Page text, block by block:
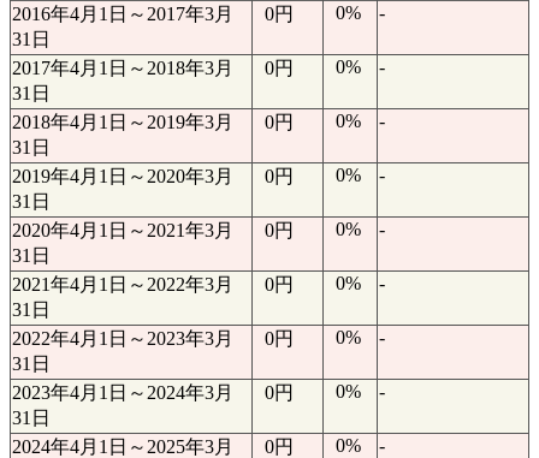
2016年4月1日～2017年3月
31日
0円 0% -
2017年4月1日～2018年3月
31日
0円 0% -
2018年4月1日～2019年3月
31日
0円 0% -
2019年4月1日～2020年3月
31日
0円 0% -
2020年4月1日～2021年3月
31日
0円 0% -
2021年4月1日～2022年3月
31日
0円 0% -
2022年4月1日～2023年3月
31日
0円 0% -
2023年4月1日～2024年3月
31日
0円 0% -
2024年4月1日～2025年3月
0円 0% -